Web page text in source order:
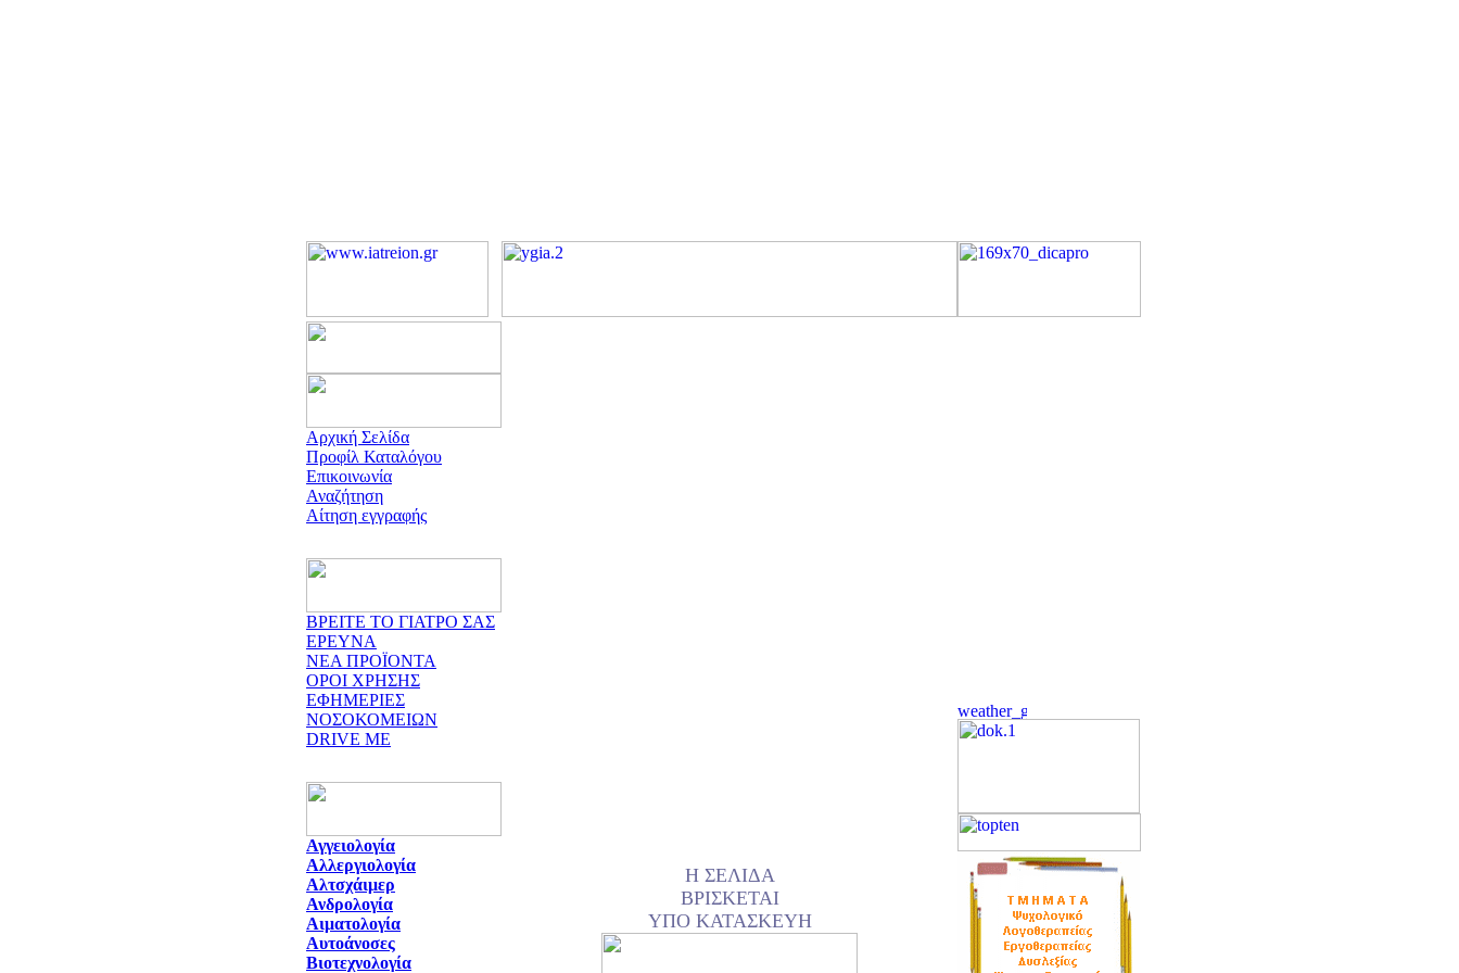
Αρχική Σελίδα
Προφίλ Καταλόγου
Επικοινωνία
Αναζήτηση
Αίτηση εγγραφής
ΒΡΕΙΤΕ ΤΟ ΓΙΑΤΡΟ ΣΑΣ
ΕΡΕΥΝΑ
ΝΕΑ ΠΡΟΪΟΝΤΑ
ΟΡΟΙ ΧΡΗΣΗΣ
ΕΦΗΜΕΡΙΕΣ
ΝΟΣΟΚΟΜΕΙΩΝ
DRIVE ME
Αγγειολογία
Αλλεργιολογία
Αλτσχάιμερ
Ανδρολογία
Αιματολογία
Αυτοάνοσες
Βιοτεχνολογία
Η ΣΕΛΙΔΑ
ΒΡΙΣΚΕΤΑΙ
ΥΠΟ ΚΑΤΑΣΚΕΥΗ